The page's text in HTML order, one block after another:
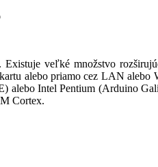
veľké množstvo
alebo priamo cez LAN alebo
Intel Pentium (Arduino
Cortex.